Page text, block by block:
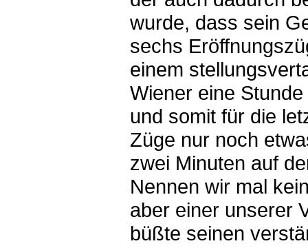
wurde, dass sein
sechs
einem
Wiener eine
und somit für die
Züge nur noch
zwei Minuten auf
Nennen wir mal
aber einer unserer
büßte seinen